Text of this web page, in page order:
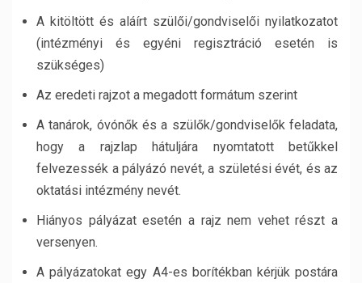
A kitöltött és aláírt szülői/gondviselői nyilatkozatot
(intézményi és egyéni regisztráció esetén is
szükséges)
Az eredeti rajzot a megadott formátum szerint
A tanárok, óvónők és a szülők/gondviselők feladata,
hogy a rajzlap hátuljára nyomtatott betűkkel
felvezessék a pályázó nevét, a születési évét, és az
oktatási intézmény nevét.
Hiányos pályázat esetén a rajz nem vehet részt a
versenyen.
A pályázatokat egy A4-es borítékban kérjük postára